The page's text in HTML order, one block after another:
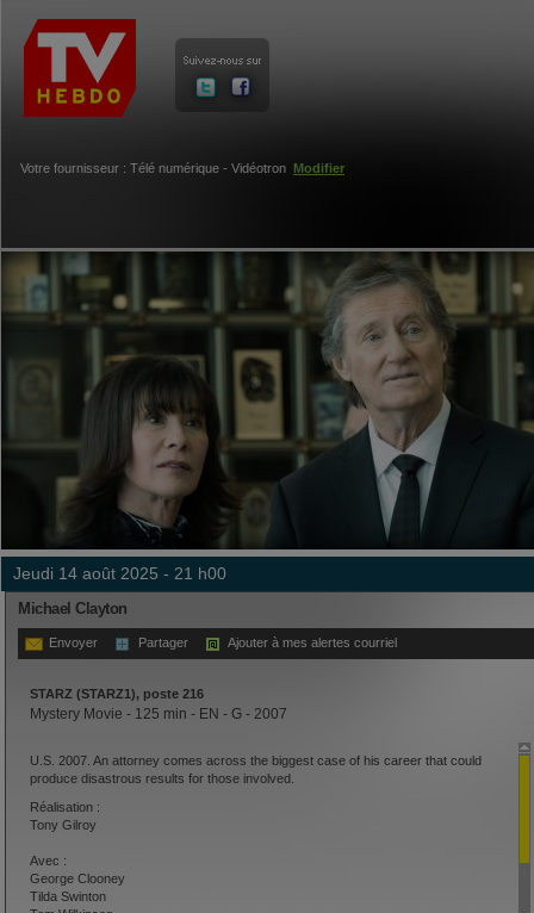
Votre fournisseur : Télé numérique - Vidéotron Modifier
jeudi 14 août 2025 - 21 h00
Michael Clayton
Envoyer Partager Ajouter à mes alertes courriel
STARZ (STARZ1), poste 216
Mystery Movie - 125 min - EN - G - 2007
U.S. 2007. An attorney comes across the biggest case of his career that could
produce disastrous results for those involved.
Réalisation :
Tony Gilroy
Avec :
George Clooney
Tilda Swinton